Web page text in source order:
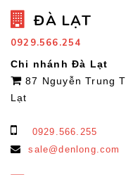
ĐÀ LẠT
0929.566.254
Chi nhánh Đà Lạt
87 Nguyễn Trung
Lạt
0929.566.255
sale@denlong.com